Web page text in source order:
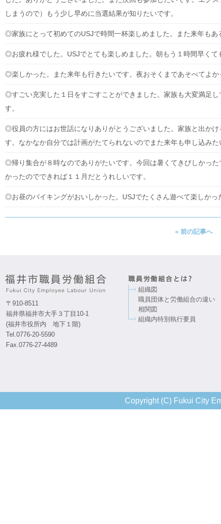
しまうので）もう少し早めに当選結果が知りたいです。
◎家族にとって初めてのUSJで時間一杯楽しめました。また来年もあ
◎お疲れ様でした。USJでとても楽しめました。朝もう１時間早くて
◎楽しかった。また来年も行きたいです。夜おそくまであそべてよか
◎すごい充実した１日をすごすことができました。家族も大変満足
す。
◎役員の方にはお世話になりありがとうございました。家族と出か
す。なかなか自分では計画がたてられないのでまた来年も申し込みた
◎帰り集合が８時なのでありがたいです。今回は暑くてきびしかっ
かったのでできれば１１月だとうれしいです。
◎お昼のバイキングがおいしかった。USJでたくさん遊べて楽しかっ
« 前の記事へ
〒910-8511
福井県福井市大手３丁目10-1
(福井市役所内 地下１階)
Tel.0776-20-5590
Fax.0776-27-4489
組織図
職員団体と労働組合の違い
相関図
組織内特別執行要員
Copyright (C) Fukui City